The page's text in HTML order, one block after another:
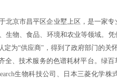
北京市昌平区企业墅上区，是一家
生物、食品、环境和农业等领域。
为“供应商"，得到了政府部门的关
、技术服务的色谱耗材平台。绿
生物科技公司、
日本三菱化学株